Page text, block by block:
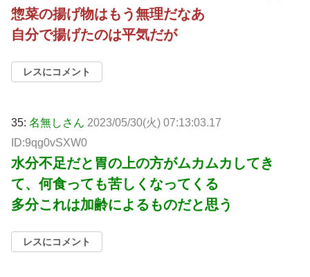
惣菜の揚げ物はもう無理だなあ
自分で揚げたのは平気だが
レスにコメント
35: 名無しさん 2023/05/30(火) 07:13:03.17
ID:9qg0vSXW0
水分不足だと胃の上の方がムカムカしてき
て、何食っても苦しくなってくる
多分これは加齢によるものだと思う
レスにコメント